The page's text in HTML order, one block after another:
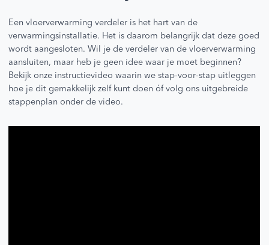
Een vloerverwarming verdeler is het hart van de
verwarmingsinstallatie. Het is daarom belangrijk dat deze goed
wordt aangesloten. Wil je de verdeler van de vloerverwarming
aansluiten, maar heb je geen idee waar je moet beginnen?
Bekijk onze instructievideo waarin we stap-voor-stap uitleggen
hoe je dit gemakkelijk zelf kunt doen óf volg ons uitgebreide
stappenplan onder de video.